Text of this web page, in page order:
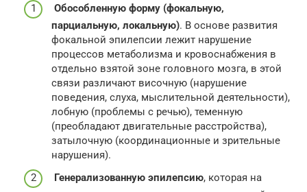
Обособленную форму (фокальную,
парциальную, локальную). В основе развития
фокальной эпилепсии лежит нарушение
процессов метаболизма и кровоснабжения в
отдельно взятой зоне головного мозга, в этой
связи различают височную (нарушение
поведения, слуха, мыслительной деятельности),
лобную (проблемы с речью), теменную
(преобладают двигательные расстройства),
затылочную (координационные и зрительные
нарушения).
Генерализованную эпилепсию, которая на